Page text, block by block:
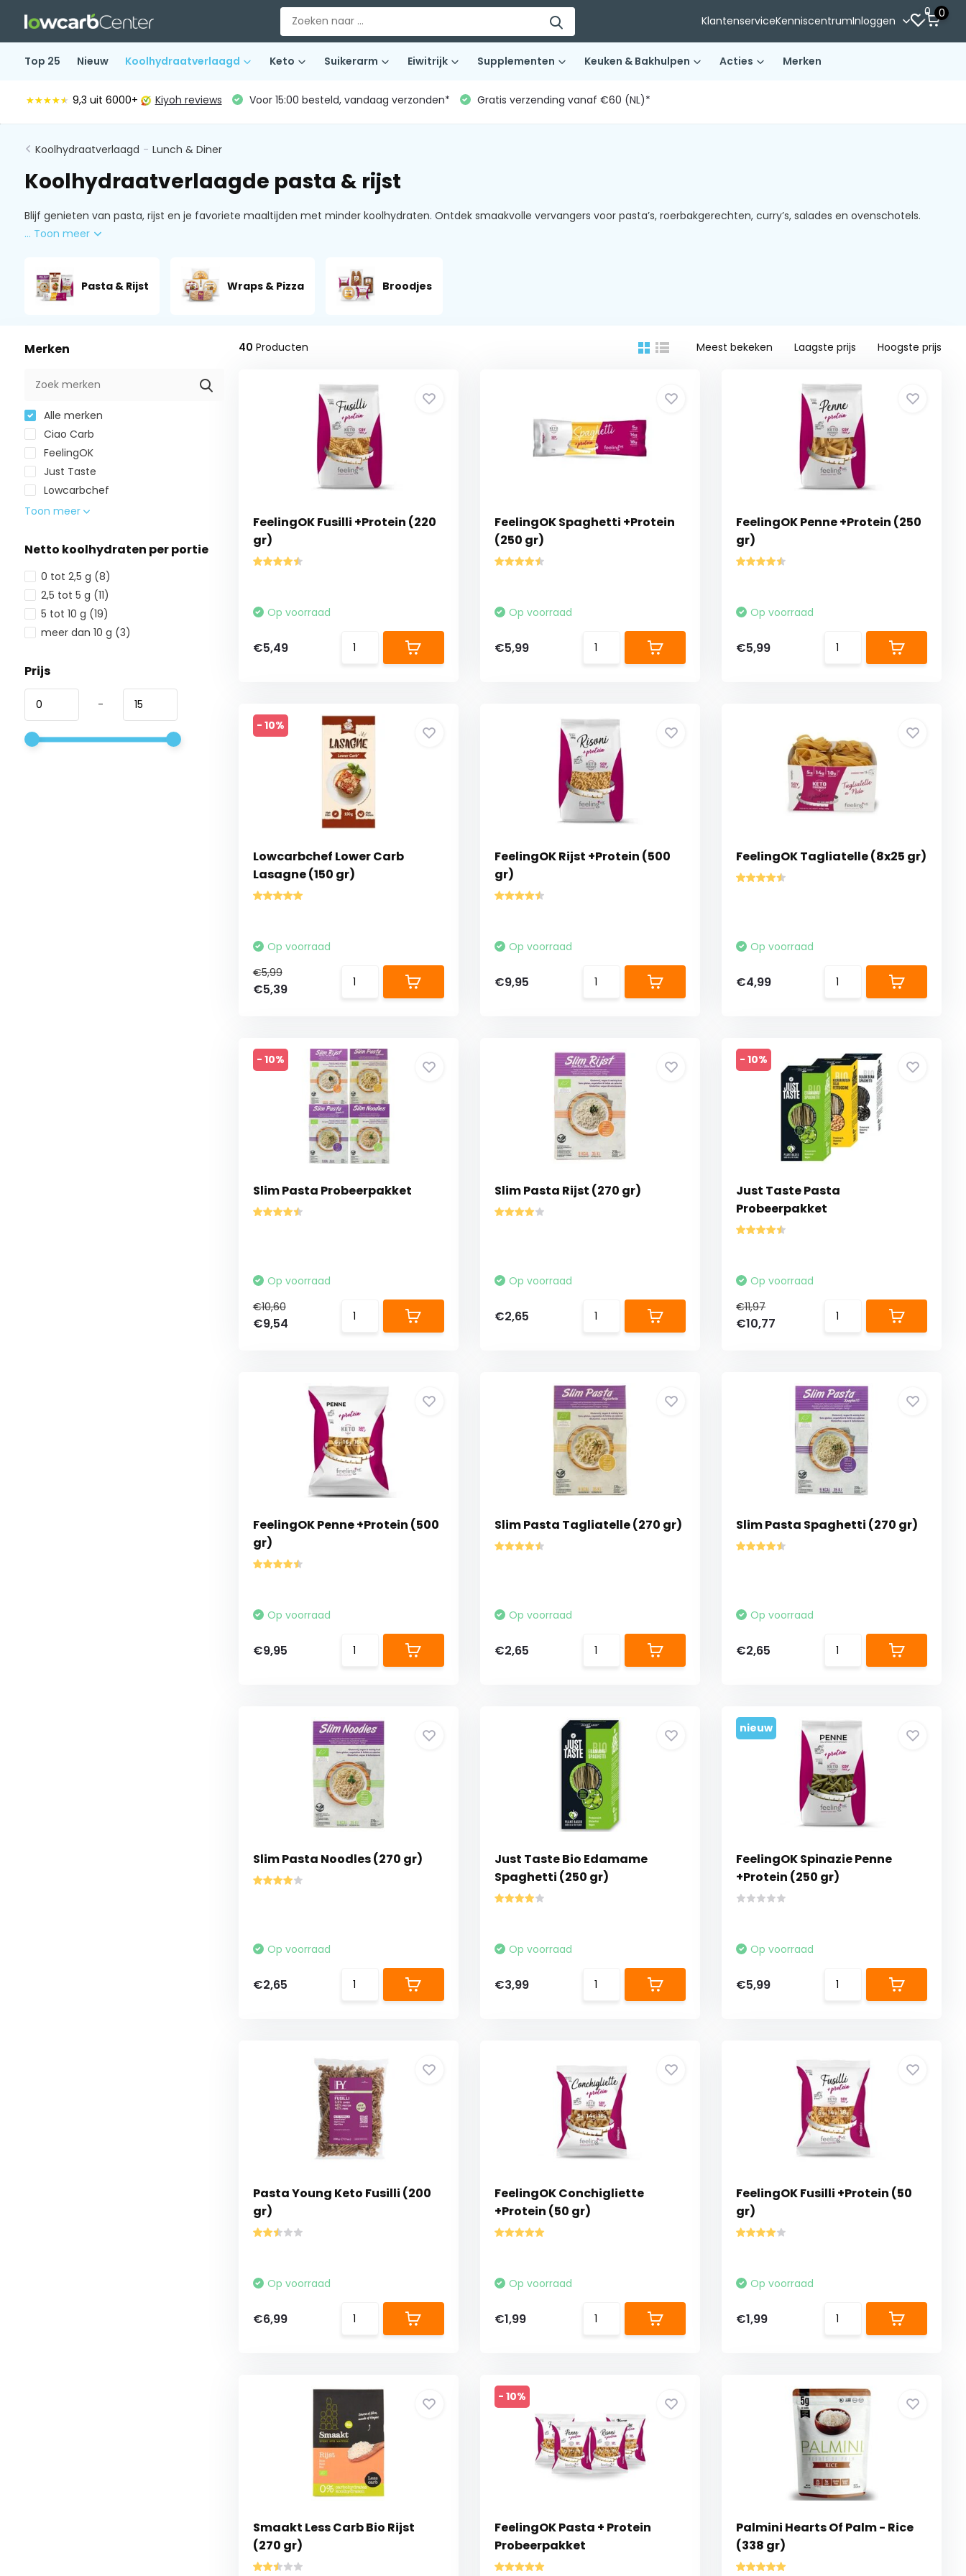
KlantenserviceKenniscentrumInloggen
0 0
Top 25 Nieuw Koolhydraatverlaagd Keto Suikerarm Eiwitrijk Supplementen Keuken & Bakhulpen Acties Merken
★★★★★
★★★★★ 9,3 uit 6000+ Kiyoh reviews Voor 15:00 besteld, vandaag verzonden* Gratis verzending vanaf €60 (NL)*
Koolhydraatverlaagd - Lunch & Diner
Koolhydraatverlaagde pasta & rijst
Blijf genieten van pasta, rijst en je favoriete maaltijden met minder koolhydraten. Ontdek smaakvolle vervangers voor pasta’s, roerbakgerechten, curry’s, salades en ovenschotels.
... Toon meer
Pasta & Rijst Wraps & Pizza Broodjes
Merken
Alle merken
Ciao Carb
FeelingOK
Just Taste
Lowcarbchef
Toon meer
Netto koolhydraten per portie
0 tot 2,5 g (8)
2,5 tot 5 g (11)
5 tot 10 g (19)
meer dan 10 g (3)
Prijs
-
40 Producten Meest bekeken Laagste prijs Hoogste prijs
FeelingOK Fusilli +Protein (220
gr)
Op voorraad
€5,49
FeelingOK Spaghetti +Protein
(250 gr)
Op voorraad
€5,99
FeelingOK Penne +Protein (250
gr)
Op voorraad
€5,99
- 10%
Lowcarbchef Lower Carb
Lasagne (150 gr)
Op voorraad
€5,99
€5,39
FeelingOK Rijst +Protein (500
gr)
Op voorraad
€9,95
FeelingOK Tagliatelle (8x25 gr)
Op voorraad
€4,99
- 10%
Slim Pasta Probeerpakket
Op voorraad
€10,60
€9,54
Slim Pasta Rijst (270 gr)
Op voorraad
€2,65
- 10%
Just Taste Pasta
Probeerpakket
Op voorraad
€11,97
€10,77
FeelingOK Penne +Protein (500
gr)
Op voorraad
€9,95
Slim Pasta Tagliatelle (270 gr)
Op voorraad
€2,65
Slim Pasta Spaghetti (270 gr)
Op voorraad
€2,65
Slim Pasta Noodles (270 gr)
Op voorraad
€2,65
Just Taste Bio Edamame
Spaghetti (250 gr)
Op voorraad
€3,99
nieuw
FeelingOK Spinazie Penne
+Protein (250 gr)
Op voorraad
€5,99
Pasta Young Keto Fusilli (200
gr)
Op voorraad
€6,99
FeelingOK Conchigliette
+Protein (50 gr)
Op voorraad
€1,99
FeelingOK Fusilli +Protein (50
gr)
Op voorraad
€1,99
Smaakt Less Carb Bio Rijst
(270 gr)
- 10%
FeelingOK Pasta + Protein
Probeerpakket
Palmini Hearts Of Palm - Rice
(338 gr)